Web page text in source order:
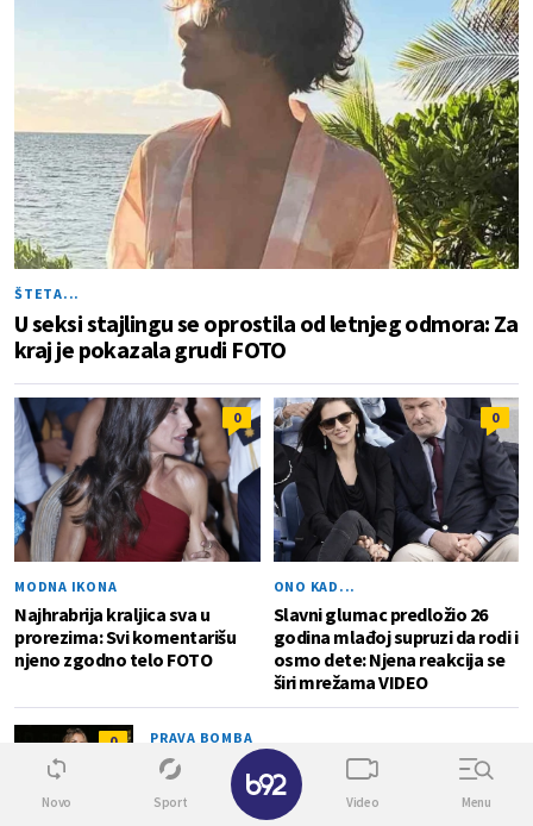
ŠTETA...
U seksi stajlingu se oprostila od letnjeg odmora: Za
kraj je pokazala grudi FOTO
0
MODNA IKONA
Najhrabrija kraljica sva u
prorezima: Svi komentarišu
njeno zgodno telo FOTO
0
ONO KAD...
Slavni glumac predložio 26
godina mlađoj supruzi da rodi i
osmo dete: Njena reakcija se
širi mrežama VIDEO
0 PRAVA BOMBA
Nestala iz javnosti, pa ponovo "zagrmela"
oblinama: Najseksi lepotica Instagrama se
vratila FOTO
Novo Sport Video Menu
✕